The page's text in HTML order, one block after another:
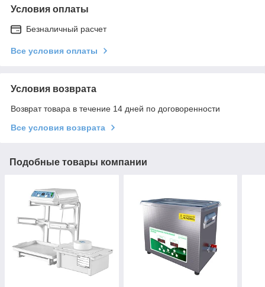
Условия оплаты
Безналичный расчет
Все условия оплаты
Условия возврата
Возврат товара в течение 14 дней по договоренности
Все условия возврата
Подобные товары компании